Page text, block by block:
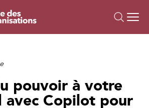
pouvoir à votre
avec Copilot pour